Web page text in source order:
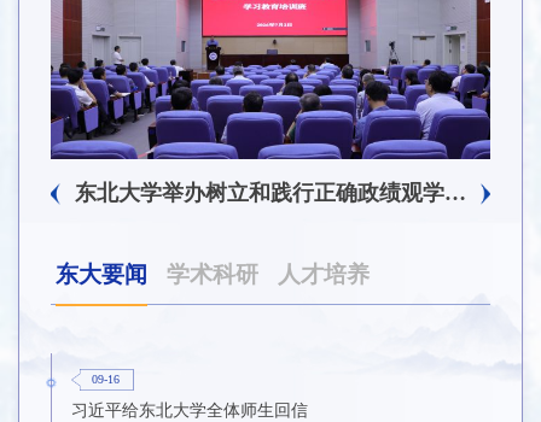
东北大学举办树立和践行正确政绩观学习教育培训班
东大要闻 学术科研 人才培养
09-16
习近平给东北大学全体师生回信